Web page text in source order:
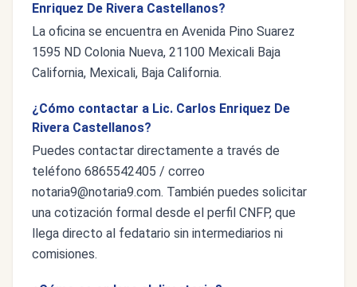
Enriquez De Rivera Castellanos?
La oficina se encuentra en Avenida Pino Suarez
1595 ND Colonia Nueva, 21100 Mexicali Baja
California, Mexicali, Baja California.
¿Cómo contactar a Lic. Carlos Enriquez De
Rivera Castellanos?
Puedes contactar directamente a través de
teléfono 6865542405 / correo
notaria9@notaria9.com. También puedes solicitar
una cotización formal desde el perfil CNFP, que
llega directo al fedatario sin intermediarios ni
comisiones.